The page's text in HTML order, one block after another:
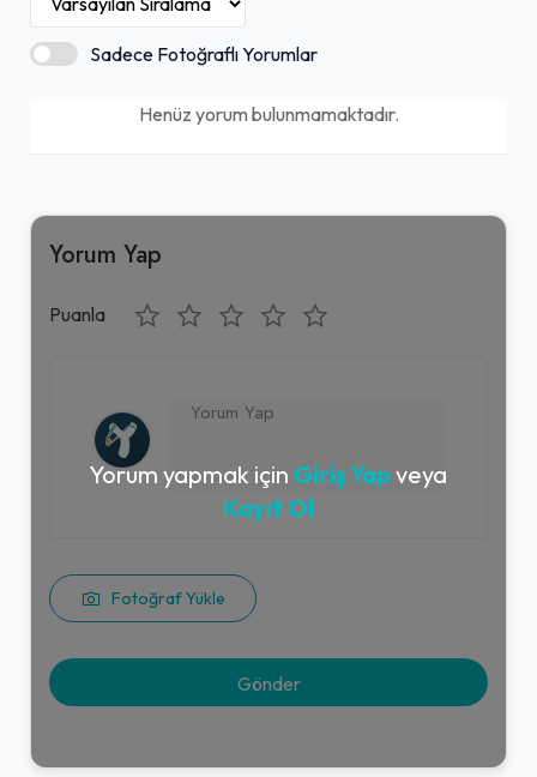
Sadece Fotoğraflı Yorumlar
Henüz yorum bulunmamaktadır.
Yorum Yap
Puanla
Fotoğraf Yükle
Yorum yapmak için Giriş Yap veya
Kayıt Ol